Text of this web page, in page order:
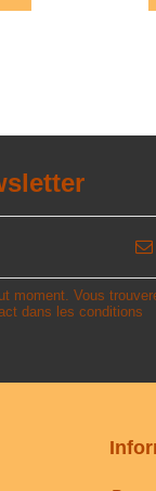
moment. Vous
dans les conditions